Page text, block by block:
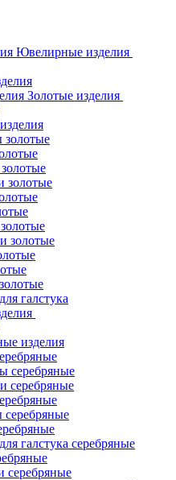
Ювелирные изделия
Золотые изделия
золотые
золотые
золотые
галстука
изделия
серебряные
серебряные
серебряные
галстука серебряные
серебряные